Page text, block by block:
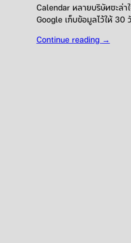
Calendar หลายบริษัทชะล่า
Google เก็บข้อมูลไว้ให้ 30
Continue reading →